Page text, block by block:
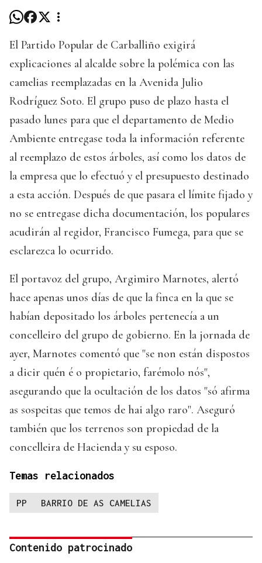
El Partido Popular de Carballiño exigirá
explicaciones al alcalde sobre la polémica con las
camelias reemplazadas en la Avenida Julio
Rodríguez Soto. El grupo puso de plazo hasta el
pasado lunes para que el departamento de Medio
Ambiente entregase toda la información referente
al reemplazo de estos árboles, así como los datos de
la empresa que lo efectuó y el presupuesto destinado
a esta acción. Después de que pasara el límite fijado y
no se entregase dicha documentación, los populares
acudirán al regidor, Francisco Fumega, para que se
esclarezca lo ocurrido.
El portavoz del grupo, Argimiro Marnotes, alertó
hace apenas unos días de que la finca en la que se
habían depositado los árboles pertenecía a un
concelleiro del grupo de gobierno. En la jornada de
ayer, Marnotes comentó que "se non están dispostos
a dicir quén é o propietario, farémolo nós",
asegurando que la ocultación de los datos "só afirma
as sospeitas que temos de hai algo raro". Aseguró
también que los terrenos son propiedad de la
concelleira de Hacienda y su esposo.
Temas relacionados
PP BARRIO DE AS CAMELIAS
Contenido patrocinado